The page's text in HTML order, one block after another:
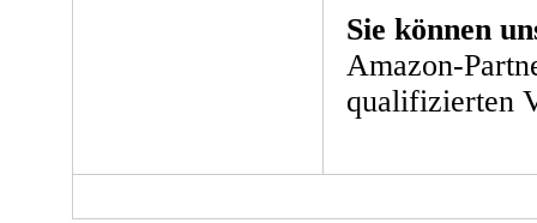
Sie können
Amazon-
qualifizierten